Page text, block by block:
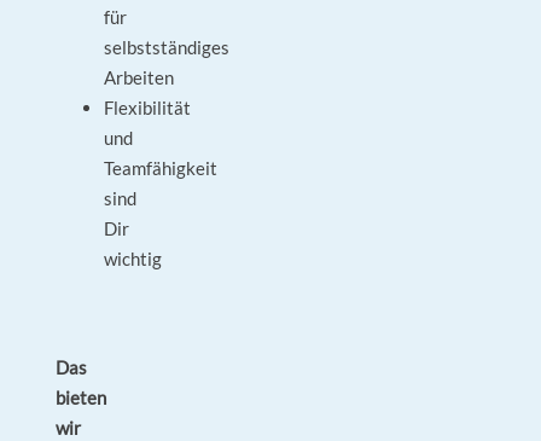
für
selbstständiges
Arbeiten
Flexibilität
und
Teamfähigkeit
sind
Dir
wichtig
Das
bieten
wir